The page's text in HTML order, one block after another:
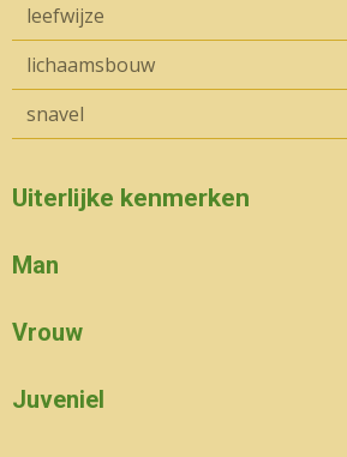
leefwijze
lichaamsbouw
snavel
Uiterlijke kenmerken
Man
Vrouw
Juveniel